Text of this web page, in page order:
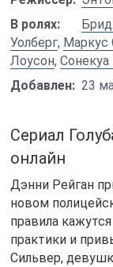
В ролях:
Уолберг, Маркус
Лоусон,
Добавлен: 23
Сериал
онлайн
Дэнни Рейган
новом
правила
практики и
Сильвер,